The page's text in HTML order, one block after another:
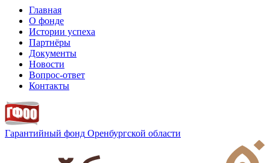
Главная
О фонде
Истории успеха
Партнёры
Документы
Новости
Вопрос-ответ
Контакты
Гарантийный фонд Оренбургской области